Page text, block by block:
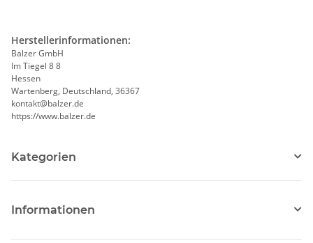
Herstellerinformationen:
Balzer GmbH
Im Tiegel 8 8
Hessen
Wartenberg, Deutschland, 36367
kontakt@balzer.de
https://www.balzer.de
Kategorien
Informationen